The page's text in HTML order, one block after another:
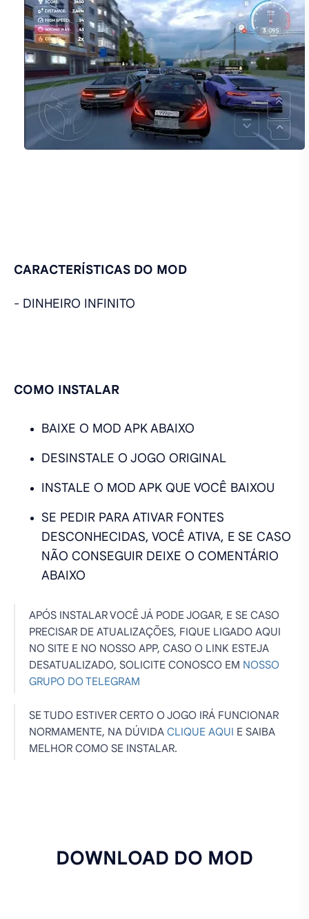
CARACTERÍSTICAS DO MOD
- DINHEIRO INFINITO
COMO INSTALAR
BAIXE O MOD APK ABAIXO
DESINSTALE O JOGO ORIGINAL
INSTALE O MOD APK QUE VOCÊ BAIXOU
SE PEDIR PARA ATIVAR FONTES
DESCONHECIDAS, VOCÊ ATIVA, E SE CASO
NÃO CONSEGUIR DEIXE O COMENTÁRIO
ABAIXO
APÓS INSTALAR VOCÊ JÁ PODE JOGAR, E SE CASO
PRECISAR DE ATUALIZAÇÕES, FIQUE LIGADO AQUI
NO SITE E NO NOSSO APP, CASO O LINK ESTEJA
DESATUALIZADO, SOLICITE CONOSCO EM NOSSO
GRUPO DO TELEGRAM
SE TUDO ESTIVER CERTO O JOGO IRÁ FUNCIONAR
NORMAMENTE, NA DÚVIDA CLIQUE AQUI E SAIBA
MELHOR COMO SE INSTALAR.
DOWNLOAD DO MOD